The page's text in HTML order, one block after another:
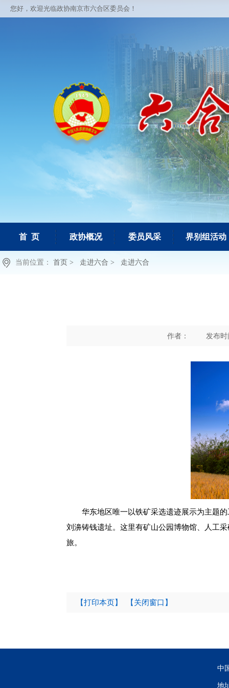
您好，欢迎光临政协南京市六合区委员会！
首 页 政协概况 委员风采 界别组活动
当前位置： 首页 > 走进六合 > 走进六合
作者： 发布时
华东地区唯一以铁矿采选遗迹展示为主题
刘濞铸钱遗址。这里有矿山公园博物馆、人工
旅。
【打印本页】 【关闭窗口】
中
地